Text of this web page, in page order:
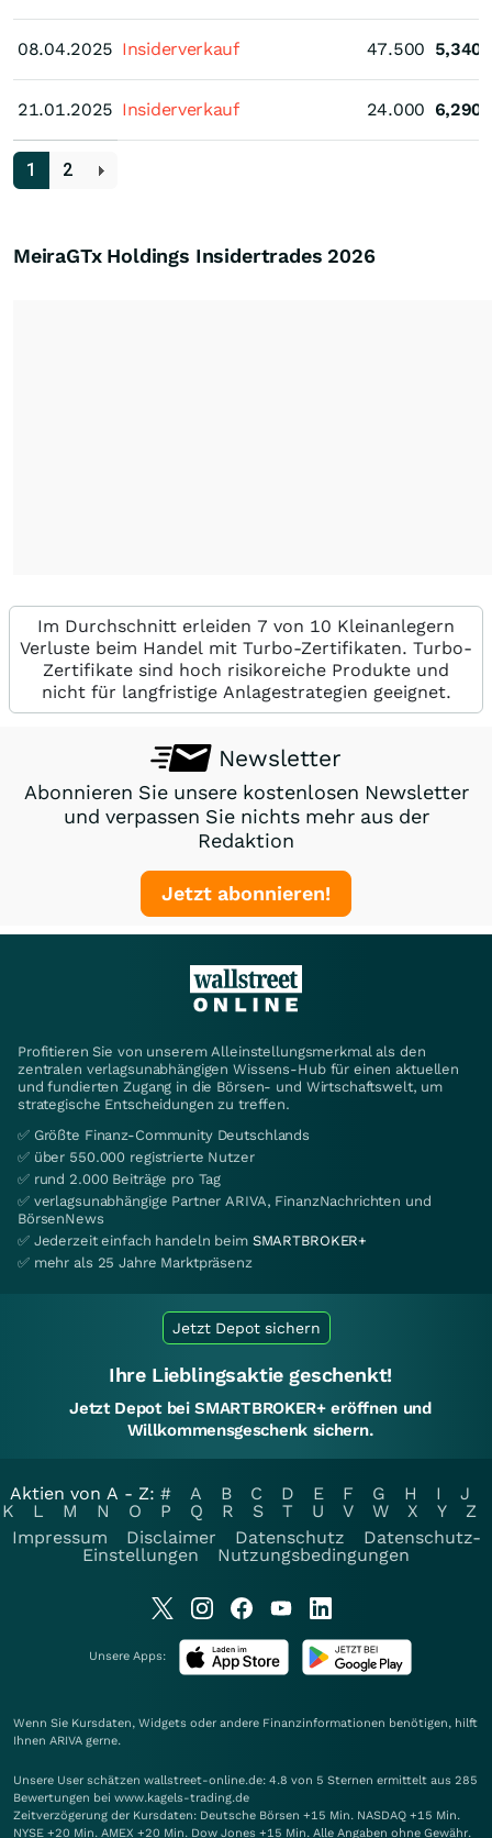
08.04.2025
21.01.2025
08.04.2025 Insiderverkauf 47.500 5,3400
21.01.2025 Insiderverkauf 24.000 6,2900
1 2
MeiraGTx Holdings Insidertrades 2026
Im Durchschnitt erleiden 7 von 10 Kleinanlegern
Verluste beim Handel mit Turbo-Zertifikaten. Turbo-
Zertifikate sind hoch risikoreiche Produkte und
nicht für langfristige Anlagestrategien geeignet.
Newsletter
Abonnieren Sie unsere kostenlosen Newsletter
und verpassen Sie nichts mehr aus der
Redaktion
Jetzt abonnieren!
Profitieren Sie von unserem Alleinstellungsmerkmal als den
zentralen verlagsunabhängigen Wissens-Hub für einen aktuellen
und fundierten Zugang in die Börsen- und Wirtschaftswelt, um
strategische Entscheidungen zu treffen.
✅ Größte Finanz-Community Deutschlands
✅ über 550.000 registrierte Nutzer
✅ rund 2.000 Beiträge pro Tag
✅ verlagsunabhängige Partner ARIVA, FinanzNachrichten und
BörsenNews
✅ Jederzeit einfach handeln beim SMARTBROKER+
✅ mehr als 25 Jahre Marktpräsenz
Jetzt Depot sichern
Ihre Lieblingsaktie geschenkt!
Jetzt Depot bei SMARTBROKER+ eröffnen und
Willkommensgeschenk sichern.
Aktien von A - Z: # A B C D E F G H I
J
K
L M N O P Q R S T U V W X Y
Z
Impressum
Disclaimer Datenschutz
Datenschutz-
Einstellungen
Nutzungsbedingungen
Unsere Apps:
Wenn Sie Kursdaten, Widgets oder andere Finanzinformationen benötigen, hilft
Ihnen ARIVA gerne.
Unsere User schätzen wallstreet-online.de: 4.8 von 5 Sternen ermittelt aus 285
Bewertungen bei www.kagels-trading.de
Zeitverzögerung der Kursdaten: Deutsche Börsen +15 Min. NASDAQ +15 Min.
NYSE +20 Min. AMEX +20 Min. Dow Jones +15 Min. Alle Angaben ohne Gewähr.